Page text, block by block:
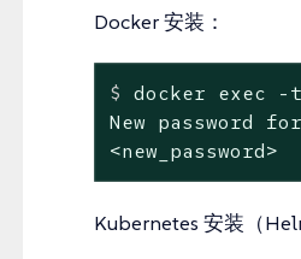
Docker 安装：
$ docker exec -
New password
<new_password>
Kubernetes 安装（